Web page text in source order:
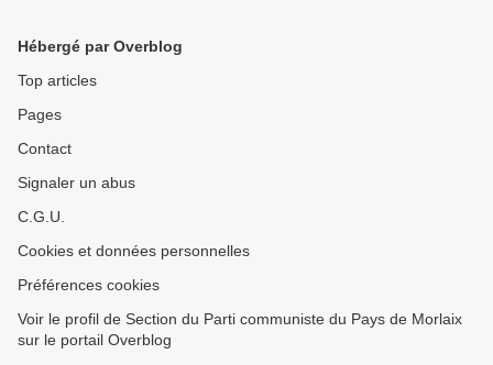
Hébergé par Overblog
Top articles
Pages
Contact
Signaler un abus
C.G.U.
Cookies et données personnelles
Préférences cookies
Voir le profil de Section du Parti communiste du Pays de Morlaix
sur le portail Overblog